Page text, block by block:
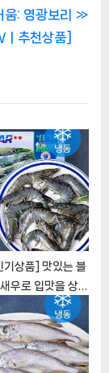
: 영광보리
추천상품]
기상품] 맛있는 블
우로 입맛을 상쾌
ㅣ추
상품]